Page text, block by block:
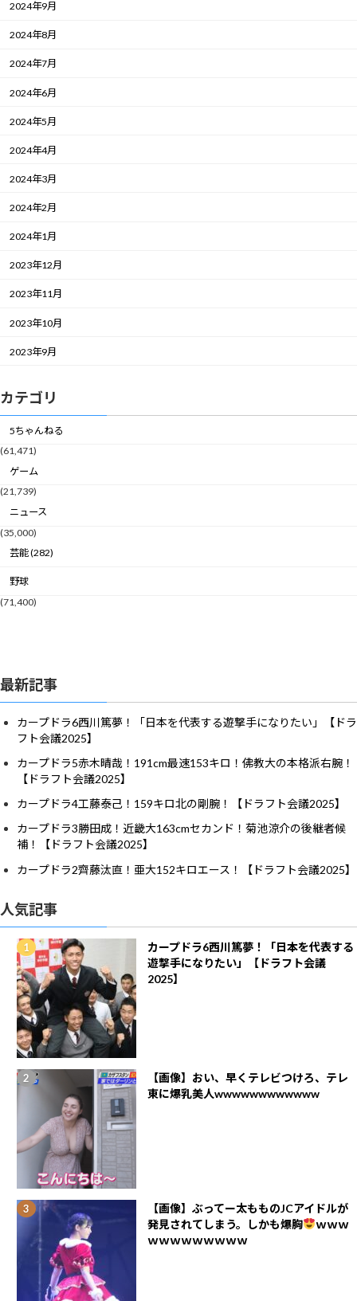
2024年9月
2024年8月
2024年7月
2024年6月
2024年5月
2024年4月
2024年3月
2024年2月
2024年1月
2023年12月
2023年11月
2023年10月
2023年9月
カテゴリ
5ちゃんねる
(61,471)
ゲーム
(21,739)
ニュース
(35,000)
芸能 (282)
野球
(71,400)
最新記事
カープドラ6西川篤夢！「日本を代表する遊撃手になりたい」【ドラ
フト会議2025】
カープドラ5赤木晴哉！191cm最速153キロ！佛教大の本格派右腕！
【ドラフト会議2025】
カープドラ4工藤泰己！159キロ北の剛腕！【ドラフト会議2025】
カープドラ3勝田成！近畿大163cmセカンド！菊池涼介の後継者候
補！【ドラフト会議2025】
カープドラ2齊藤汰直！亜大152キロエース！【ドラフト会議2025】
人気記事
カープドラ6西川篤夢！「日本を代表する
遊撃手になりたい」【ドラフト会議
2025】
【画像】おい、早くテレビつけろ、テレ
東に爆乳美人wwwwwwwwwwww
【画像】ぶってー太もものJCアイドルが
発見されてしまう。しかも爆胸
ｗｗｗ
ｗｗｗｗｗｗｗｗｗ